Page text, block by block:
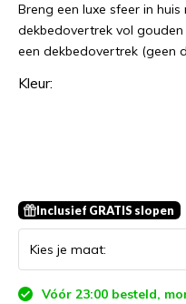
Breng een luxe sfeer in
dekbedovertrek vol
een dekbedovertrek (geen
Kleur:
Inclusief GRATIS slopen
Vóór 23:00 besteld,